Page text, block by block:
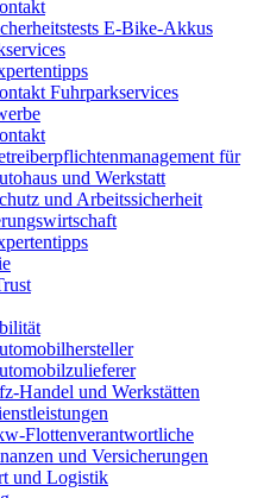
E-Bike-Akkus
Fuhrparkservices
für
und Werkstatt
und Arbeitssicherheit
Handel und Werkstätten
und Versicherungen
und Logistik